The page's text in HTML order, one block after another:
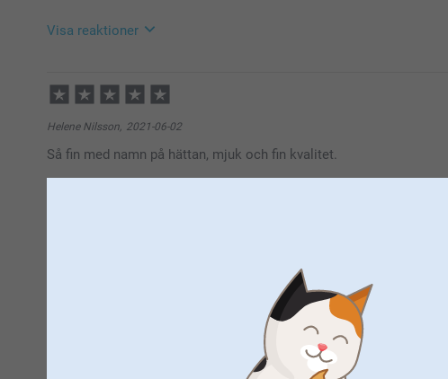
Miia på Smartphoto
Visa reaktioner
14:58
Hej Nattis,
Helene Nilsson, 2021-06-02
Så fin med namn på hättan, mjuk och fin kvalitet.
Stort tack för ditt omdöme av badcape baby. Så roligt att
av produkten. Vi blir så glada över att ta del av positiva
Blev besviken att det inte var bättre kvalité och varan kändes billig .